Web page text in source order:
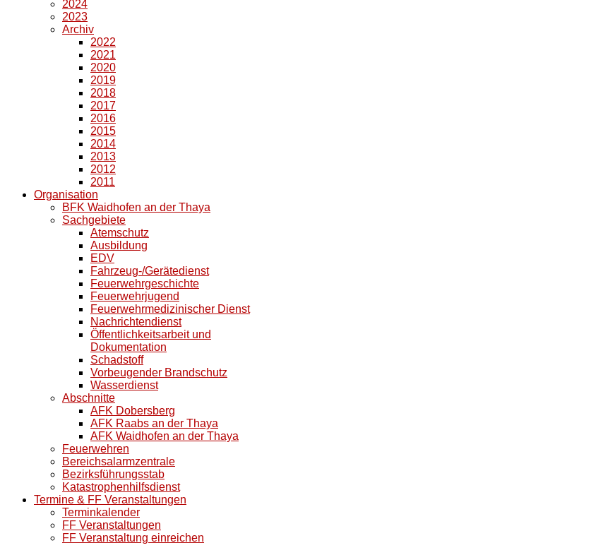
2024
2023
Archiv
2022
2021
2020
2019
2018
2017
2016
2015
2014
2013
2012
2011
Organisation
BFK Waidhofen an der Thaya
Sachgebiete
Atemschutz
Ausbildung
EDV
Fahrzeug-/Gerätedienst
Feuerwehrgeschichte
Feuerwehrjugend
Feuerwehrmedizinischer Dienst
Nachrichtendienst
Öffentlichkeitsarbeit und
Dokumentation
Schadstoff
Vorbeugender Brandschutz
Wasserdienst
Abschnitte
AFK Dobersberg
AFK Raabs an der Thaya
AFK Waidhofen an der Thaya
Feuerwehren
Bereichsalarmzentrale
Bezirksführungsstab
Katastrophenhilfsdienst
Termine & FF Veranstaltungen
Terminkalender
FF Veranstaltungen
FF Veranstaltung einreichen